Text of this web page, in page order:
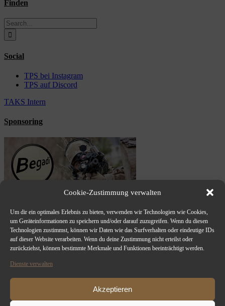
Cookie-Zustimmung verwalten
Um dir ein optimales Erlebnis zu bieten, verwenden wir Technologien wie Cookies,
um Geräteinformationen zu speichern und/oder darauf zuzugreifen. Wenn du diesen
Technologien zustimmst, können wir Daten wie das Surfverhalten oder eindeutige IDs
auf dieser Website verarbeiten. Wenn du deine Zustimmung nicht erteilst oder
zurückziehst, können bestimmte Merkmale und Funktionen beeinträchtigt werden.
Dienste verwalten
Akzeptieren
Finden
Search
for:
Social
TPS bei Instagram
TPS auf Discord
TAKS Intern
Sponsoring